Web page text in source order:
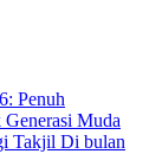
Penuh
Muda
Takjil Di bulan